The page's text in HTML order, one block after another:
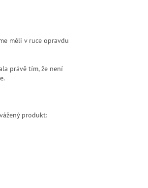
měli v ruce opravdu
právě tím, že není
produkt: